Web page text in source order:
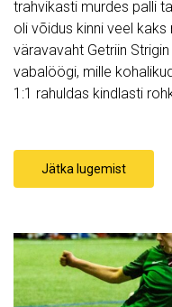
trahvikasti murdes palli
oli võidus kinni veel
väravavaht Getriin
vabalöögi, mille
1:1 rahuldas kindlasti
Jätka lugemist